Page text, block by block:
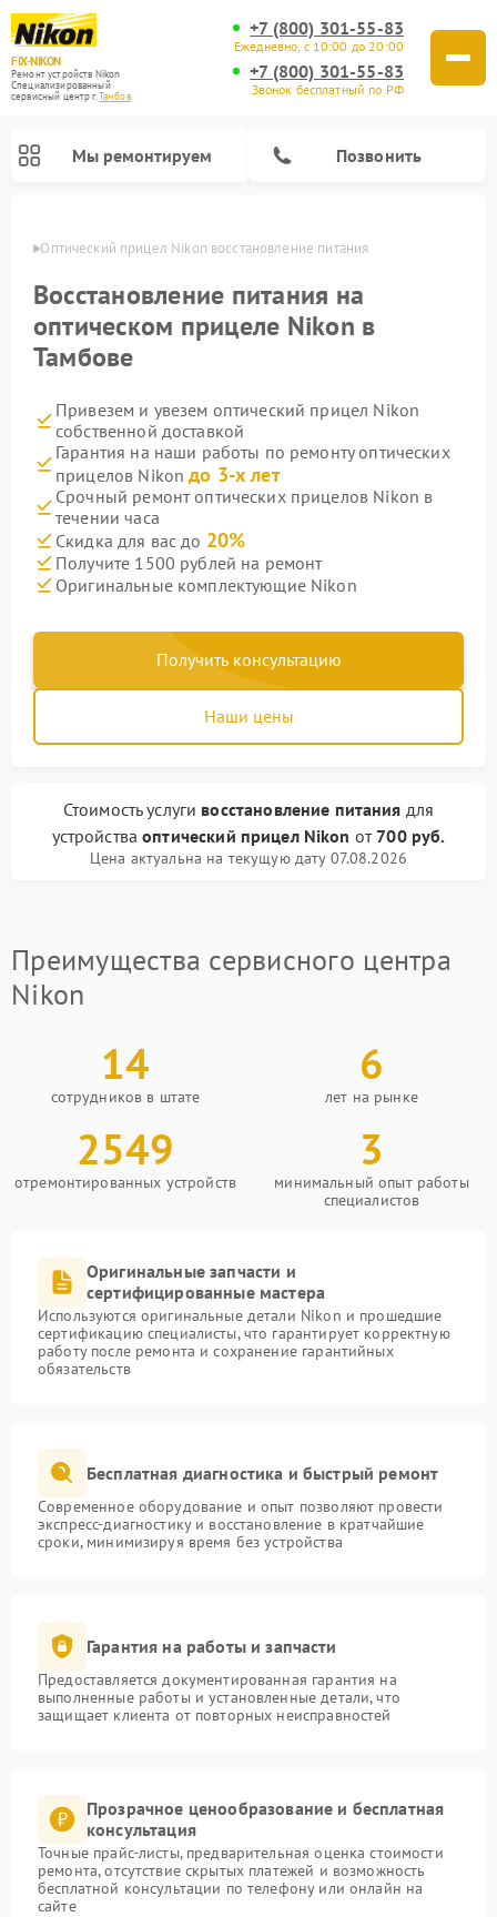
FIX-NIKON
Ремонт устройств Nikon
Специализированный
cервисный центр г.Тамбов
+7 (800) 301-55-83
Ежедневно, с 10:00 до 20:00
+7 (800) 301-55-83
Звонок бесплатный по РФ
Мы ремонтируем Позвонить
Оптический прицел Nikon восстановление питания
Восстановление питания на
оптическом прицеле Nikon в
Тамбове
Привезем и увезем оптический прицел Nikon
собственной доставкой
Гарантия на наши работы по ремонту оптических
прицелов Nikonдо 3-х лет
Срочный ремонт оптических прицелов Nikon в
течении часа
Скидка для вас до 20%
Получите 1500 рублей на ремонт
Оригинальные комплектующие Nikon
Получить консультацию
Наши цены
Стоимость услуги восстановление питания для
устройстваоптический прицел Nikon от 700 руб.
Цена актуальна на текущую дату 07.08.2026
Преимущества сервисного центра
Nikon
14
сотрудников в штате
6
лет на рынке
2549
отремонтированных устройств
3
минимальный опыт работы
специалистов
Оригинальные запчасти и
сертифицированные мастера
Используются оригинальные детали Nikon и прошедшие
сертификацию специалисты, что гарантирует корректную
работу после ремонта и сохранение гарантийных
обязательств
Бесплатная диагностика и быстрый ремонт
Современное оборудование и опыт позволяют провести
экспресс-диагностику и восстановление в кратчайшие
сроки, минимизируя время без устройства
Гарантия на работы и запчасти
Предоставляется документированная гарантия на
выполненные работы и установленные детали, что
защищает клиента от повторных неисправностей
Прозрачное ценообразование и бесплатная
консультация
Точные прайс-листы, предварительная оценка стоимости
ремонта, отсутствие скрытых платежей и возможность
бесплатной консультации по телефону или онлайн на
сайте